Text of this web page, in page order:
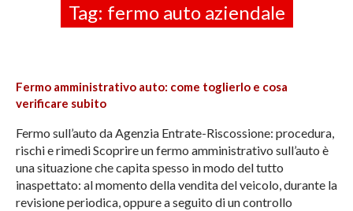
Tag: fermo auto aziendale
Fermo amministrativo auto: come toglierlo e cosa
verificare subito
Fermo sull’auto da Agenzia Entrate-Riscossione: procedura,
rischi e rimedi Scoprire un fermo amministrativo sull’auto è
una situazione che capita spesso in modo del tutto
inaspettato: al momento della vendita del veicolo, durante la
revisione periodica, oppure a seguito di un controllo